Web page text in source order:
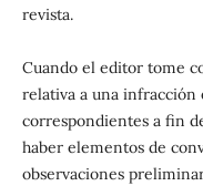
revista.
Cuando el editor tome
relativa a una infracción
correspondientes a fin
haber elementos de
observaciones